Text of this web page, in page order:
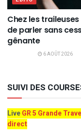
Chez les
de parler sans
gênante
6 AOÛT 2026
SUIVI DES
LiveGR 5 Grande
direct